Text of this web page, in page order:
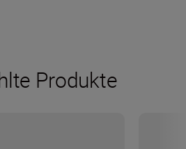
Produkte